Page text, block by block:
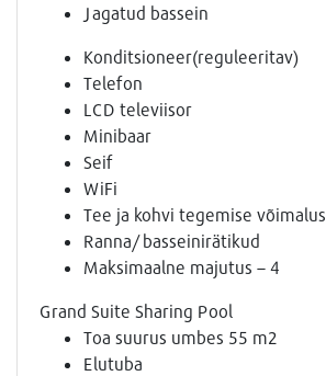
Jagatud bassein
Konditsioneer(reguleeritav)
Telefon
LCD televiisor
Minibaar
Seif
WiFi
Tee ja kohvi tegemise võimalus
Ranna/ basseinirätikud
Maksimaalne majutus – 4
Grand Suite Sharing Pool
Toa suurus umbes 55 m2
Elutuba